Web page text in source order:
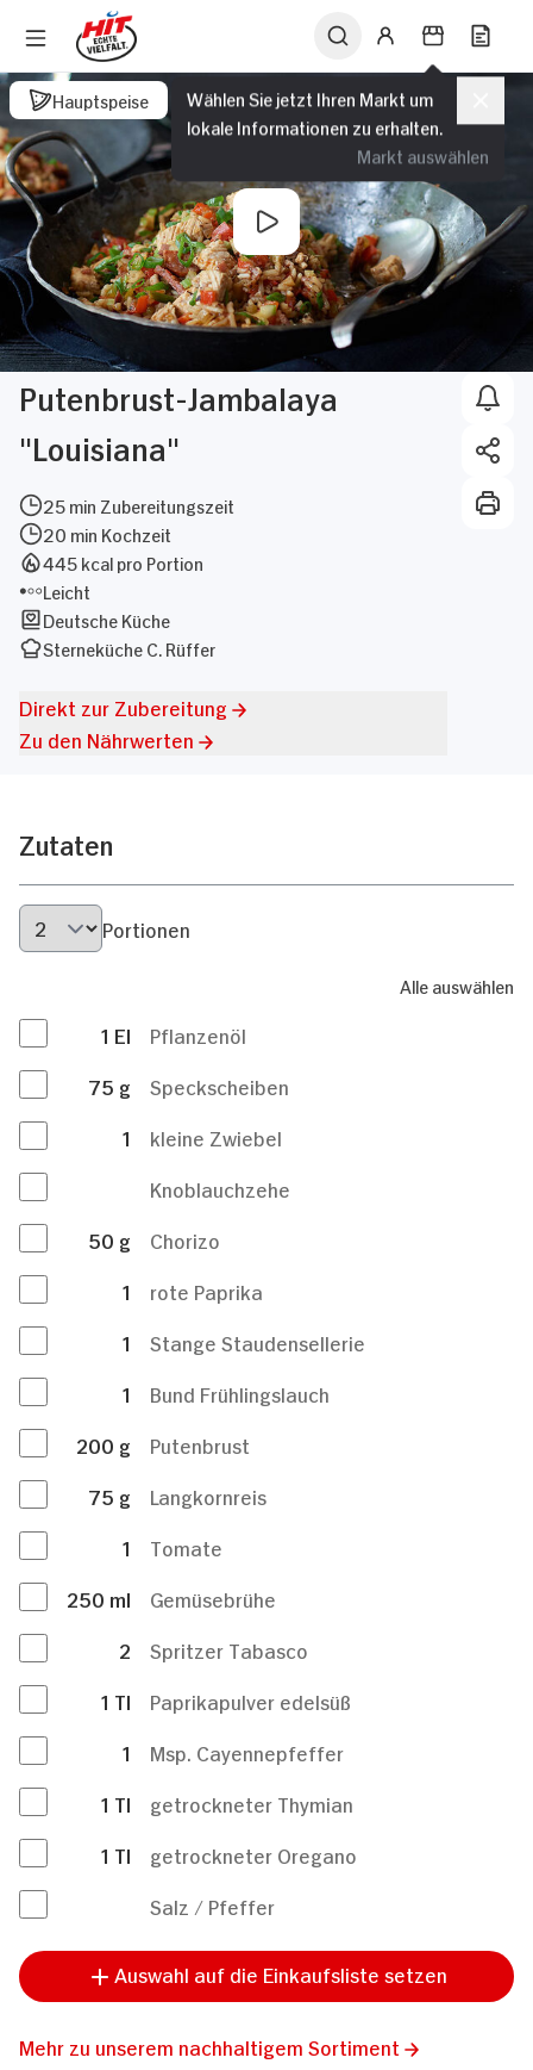
Wählen Sie jetzt Ihren Markt um
lokale Informationen zu erhalten.
Markt auswählen
Hauptspeise
Putenbrust-Jambalaya
"Louisiana"
25 min Zubereitungszeit
20 min Kochzeit
445 kcal pro Portion
Leicht
Deutsche Küche
Sterneküche C. Rüffer
Direkt zur Zubereitung
Zu den Nährwerten
Zutaten
Portionen
Alle auswählen
1 El
Pflanzenöl
75 g
Speckscheiben
1
kleine Zwiebel
Knoblauchzehe
50 g
Chorizo
1
rote Paprika
1
Stange Staudensellerie
1
Bund Frühlingslauch
200 g
Putenbrust
75 g
Langkornreis
1
Tomate
250 ml
Gemüsebrühe
2
Spritzer Tabasco
1 Tl
Paprikapulver edelsüß
1
Msp. Cayennepfeffer
1 Tl
getrockneter Thymian
1 Tl
getrockneter Oregano
Salz / Pfeffer
Auswahl auf die Einkaufsliste setzen
Mehr zu unserem nachhaltigem Sortiment